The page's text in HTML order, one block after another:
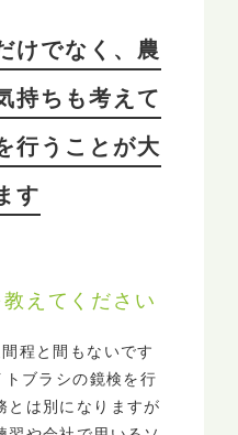
けでなく、農
持ちも考えて
行うことが大
す
えてください
程と間もないです
ブラシの鏡検を行
とは別になりますが